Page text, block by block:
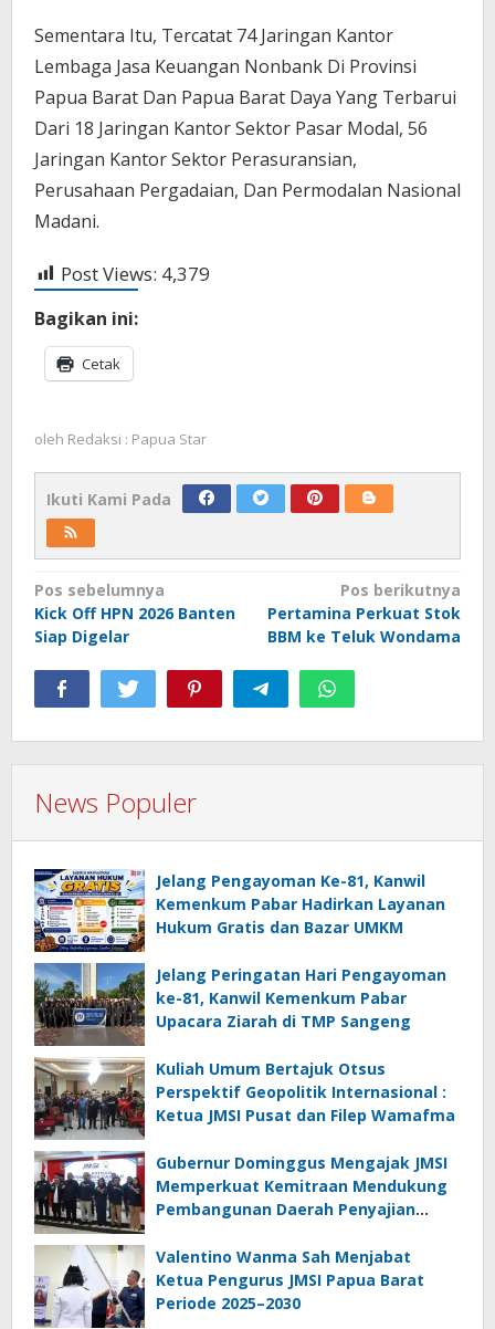
Sementara Itu, Tercatat 74 Jaringan Kantor
Lembaga Jasa Keuangan Nonbank Di Provinsi
Papua Barat Dan Papua Barat Daya Yang Terbarui
Dari 18 Jaringan Kantor Sektor Pasar Modal, 56
Jaringan Kantor Sektor Perasuransian,
Perusahaan Pergadaian, Dan Permodalan Nasional
Madani.
Post Views: 4,379
Bagikan ini:
Cetak
oleh Redaksi : Papua Star
Ikuti Kami Pada
Navigasi
pos
Pos sebelumnya
Kick Off HPN 2026 Banten
Siap Digelar
Pos berikutnya
Pertamina Perkuat Stok
BBM ke Teluk Wondama
News Populer
Jelang Pengayoman Ke-81, Kanwil
Kemenkum Pabar Hadirkan Layanan
Hukum Gratis dan Bazar UMKM
Jelang Peringatan Hari Pengayoman
ke-81, Kanwil Kemenkum Pabar
Upacara Ziarah di TMP Sangeng
Kuliah Umum Bertajuk Otsus
Perspektif Geopolitik Internasional :
Ketua JMSI Pusat dan Filep Wamafma
Gubernur Dominggus Mengajak JMSI
Memperkuat Kemitraan Mendukung
Pembangunan Daerah Penyajian
Bertanggungjawab
Valentino Wanma Sah Menjabat
Ketua Pengurus JMSI Papua Barat
Periode 2025–2030